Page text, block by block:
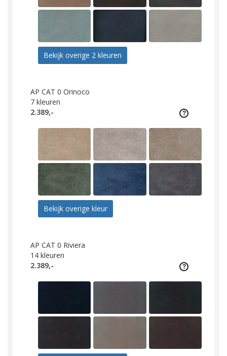
Bekijk overige 2 kleuren
AP CAT 0 Orinoco
7 kleuren
2.389,-
Bekijk overige kleur
AP CAT 0 Riviera
14 kleuren
2.389,-